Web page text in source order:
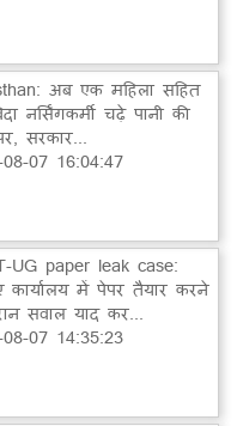
अब एक महिला सहित
नर्सिंगकर्मी चढ़े पानी की
सरकार...
07 16:04:47
UG paper leak case:
कार्यालय में पेपर तैयार करने
सवाल याद कर...
07 14:35:23